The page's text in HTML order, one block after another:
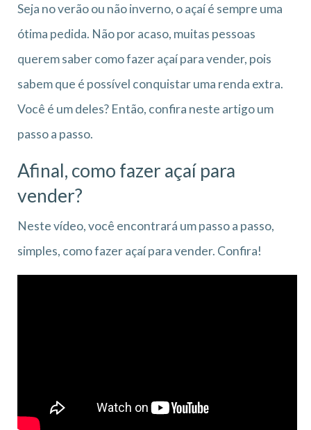
Seja no verão ou não inverno, o açaí é sempre uma
ótima pedida. Não por acaso, muitas pessoas
querem saber como fazer açaí para vender, pois
sabem que é possível conquistar uma renda extra.
Você é um deles? Então, confira neste artigo um
passo a passo.
Afinal, como fazer açaí para
vender?
Neste vídeo, você encontrará um passo a passo,
simples, como fazer açaí para vender. Confira!